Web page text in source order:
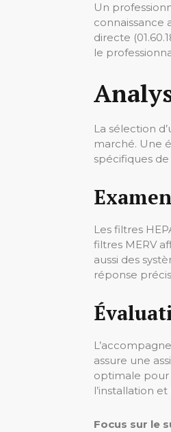
Un
connaissance
directe
le
La sélection
marché. Une
spécifiques de
Les filtres
filtres MERV
aussi des
réponse
assure une
optimale pour
l’installation
Focus sur le